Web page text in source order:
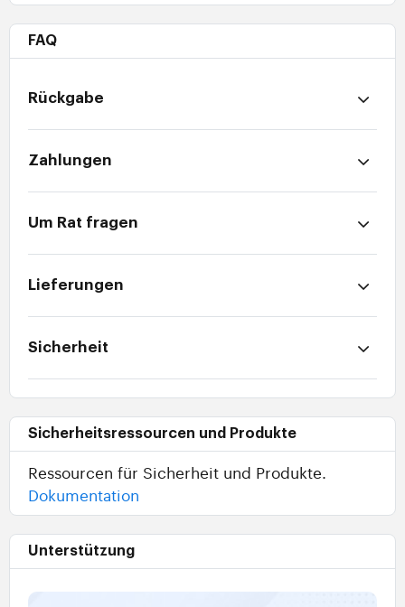
FAQ
Rückgabe
Zahlungen
Um Rat fragen
Lieferungen
Sicherheit
Sicherheitsressourcen und Produkte
Ressourcen für Sicherheit und Produkte.
Dokumentation
Unterstützung